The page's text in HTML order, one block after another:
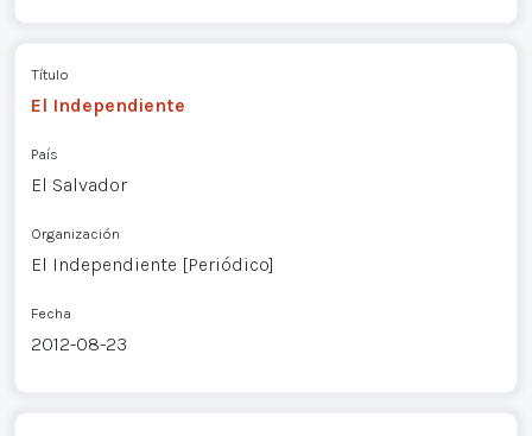
Título
El Independiente
País
El Salvador
Organización
El Independiente [Periódico]
Fecha
2012-08-23